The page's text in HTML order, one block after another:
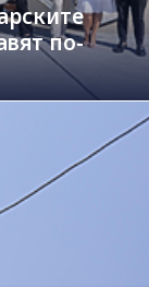
по-